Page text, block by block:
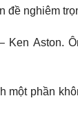
đề nghiêm
Aston.
một phần